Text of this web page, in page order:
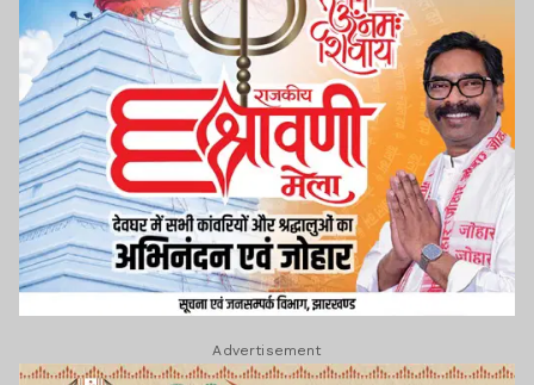
Advertisement